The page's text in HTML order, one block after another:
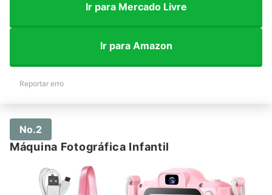
Ir para Mercado Livre
Ir para Amazon
Reportar erro
No.2
Máquina Fotográfica Infantil